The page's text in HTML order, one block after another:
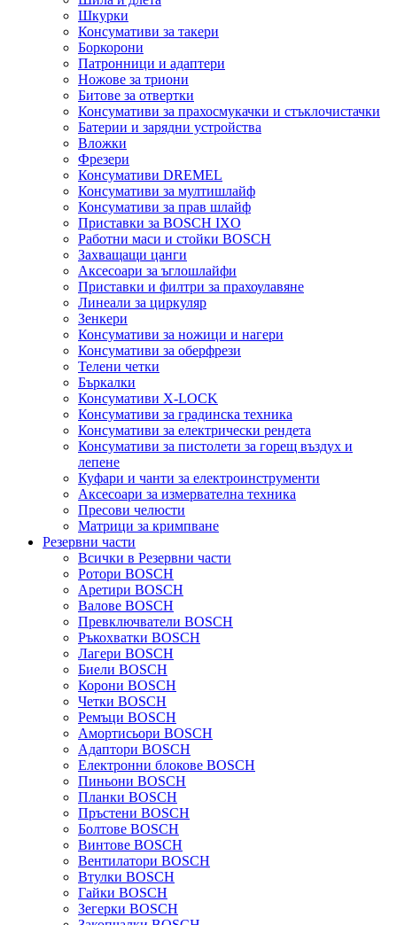
Шкурки
Консумативи за такери
Боркорони
Патронници и адаптери
Ножове за триони
Битове за отвертки
Консумативи за прахосмукачки и стъклочистачки
Батерии и зарядни устройства
Вложки
Фрезери
Консумативи DREMEL
Консумативи за мултишлайф
Консумативи за прав шлайф
Приставки за BOSCH IXO
Работни маси и стойки BOSCH
Захващащи цанги
Аксесоари за ъглошлайфи
Приставки и филтри за прахоулавяне
Линеали за циркуляр
Зенкери
Консумативи за ножици и нагери
Консумативи за оберфрези
Телени четки
Бъркалки
Консумативи X-LOCK
Консумативи за градинска техника
Консумативи за електрически рендета
Консумативи за пистолети за горещ въздух и
лепене
Куфари и чанти за електроинструменти
Аксесоари за измервателна техника
Пресови челюсти
Матрици за кримпване
Резервни части
Всички в Резервни части
Ротори BOSCH
Аретири BOSCH
Валове BOSCH
Превключватели BOSCH
Ръкохватки BOSCH
Лагери BOSCH
Биели BOSCH
Корони BOSCH
Четки BOSCH
Ремъци BOSCH
Амортисьори BOSCH
Адаптори BOSCH
Електронни блокове BOSCH
Пиньони BOSCH
Планки BOSCH
Пръстени BOSCH
Болтове BOSCH
Винтове BOSCH
Вентилатори BOSCH
Втулки BOSCH
Гайки BOSCH
Зегерки BOSCH